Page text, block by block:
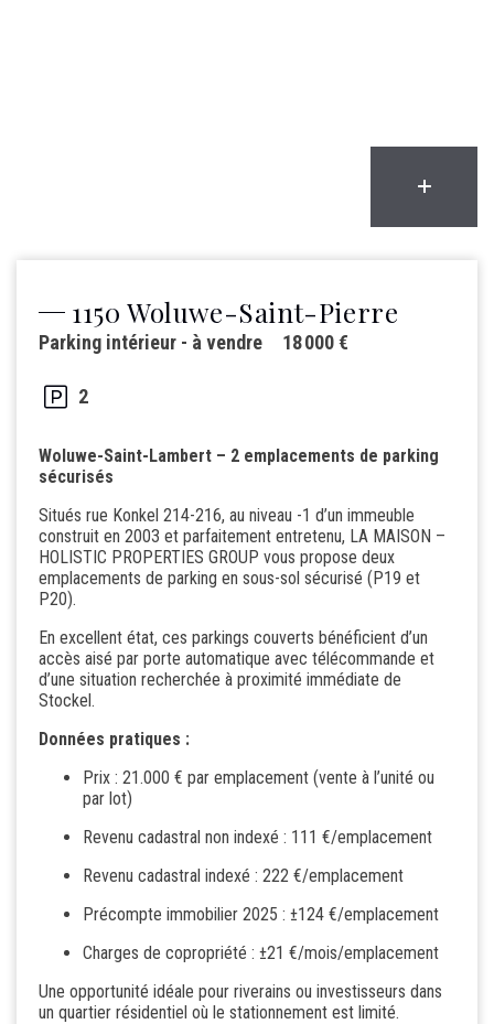
1150 Woluwe-Saint-Pierre
18 000 €
Parking intérieur - à vendre
2
Woluwe-Saint-Lambert – 2 emplacements de parking
sécurisés
Situés rue Konkel 214-216, au niveau -1 d’un immeuble
construit en 2003 et parfaitement entretenu, LA MAISON –
HOLISTIC PROPERTIES GROUP vous propose deux
emplacements de parking en sous-sol sécurisé (P19 et
P20).
En excellent état, ces parkings couverts bénéficient d’un
accès aisé par porte automatique avec télécommande et
d’une situation recherchée à proximité immédiate de
Stockel.
Données pratiques :
Prix : 21.000 € par emplacement (vente à l’unité ou
par lot)
Revenu cadastral non indexé : 111 €/emplacement
Revenu cadastral indexé : 222 €/emplacement
Précompte immobilier 2025 : ±124 €/emplacement
Charges de copropriété : ±21 €/mois/emplacement
Une opportunité idéale pour riverains ou investisseurs dans
un quartier résidentiel où le stationnement est limité.